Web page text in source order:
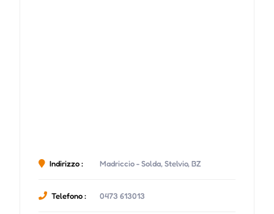
Indirizzo : Madriccio - Solda, Stelvio, BZ
Telefono : 0473 613013